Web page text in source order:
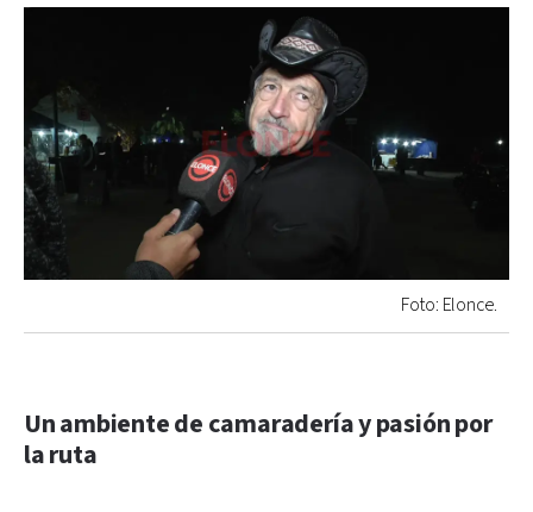
Foto: Elonce.
Un ambiente de camaradería y pasión por
la ruta